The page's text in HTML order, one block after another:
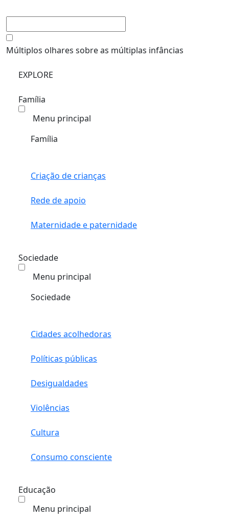
Múltiplos olhares sobre as múltiplas infâncias
EXPLORE
Família
Menu principal
Família
Criação de crianças
Rede de apoio
Maternidade e paternidade
Sociedade
Menu principal
Sociedade
Cidades acolhedoras
Políticas públicas
Desigualdades
Violências
Cultura
Consumo consciente
Educação
Menu principal